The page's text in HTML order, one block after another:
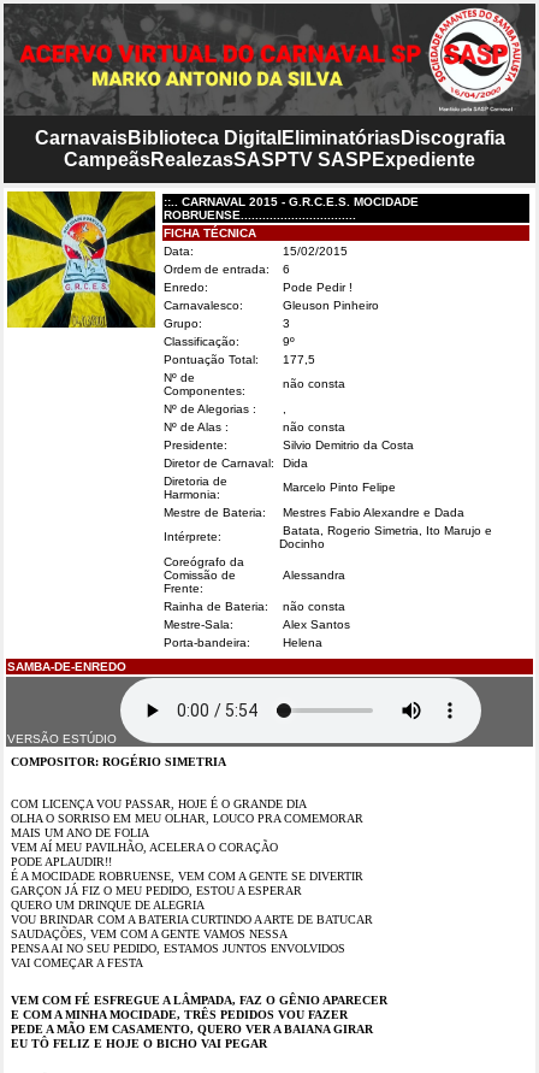
CarnavaisBiblioteca Digital EliminatóriasDiscografia
CampeãsRealezasSASPTV SASP Expediente
::.. CARNAVAL 2015 - G.R.C.E.S. MOCIDADE
ROBRUENSE................................
FICHA TÉCNICA
Data:
15/02/2015
Ordem de entrada:
6
Enredo:
Pode Pedir !
Carnavalesco:
Gleuson Pinheiro
Grupo:
3
Classificação:
9º
Pontuação Total:
177,5
Nº de
Componentes:
não consta
Nº de Alegorias :
Nº de Alas :
não consta
Presidente:
Silvio Demitrio da Costa
Diretor de Carnaval:
Dida
Diretoria de
Harmonia:
Marcelo Pinto Felipe
Mestre de Bateria:
Mestres Fabio Alexandre e Dada
Intérprete:
Batata, Rogerio Simetria, Ito Marujo e
Docinho
Coreógrafo da
Comissão de
Frente:
Alessandra
Rainha de Bateria:
não consta
Mestre-Sala:
Alex Santos
Porta-bandeira:
Helena
SAMBA-DE-ENREDO
VERSÃO ESTÚDIO
COMPOSITOR: ROGÉRIO SIMETRIA
COM LICENÇA VOU PASSAR, HOJE É O GRANDE DIA
OLHA O SORRISO EM MEU OLHAR, LOUCO PRA COMEMORAR
MAIS UM ANO DE FOLIA
VEM AÍ MEU PAVILHÃO, ACELERA O CORAÇÃO
PODE APLAUDIR!!
É A MOCIDADE ROBRUENSE, VEM COM A GENTE SE DIVERTIR
GARÇON JÁ FIZ O MEU PEDIDO, ESTOU A ESPERAR
QUERO UM DRINQUE DE ALEGRIA
VOU BRINDAR COM A BATERIA CURTINDO A ARTE DE BATUCAR
SAUDAÇÕES, VEM COM A GENTE VAMOS NESSA
PENSA AI NO SEU PEDIDO, ESTAMOS JUNTOS ENVOLVIDOS
VAI COMEÇAR A FESTA
VEM COM FÉ ESFREGUE A LÂMPADA, FAZ O GÊNIO APARECER
E COM A MINHA MOCIDADE, TRÊS PEDIDOS VOU FAZER
PEDE A MÃO EM CASAMENTO, QUERO VER A BAIANA GIRAR
EU TÔ FELIZ E HOJE O BICHO VAI PEGAR